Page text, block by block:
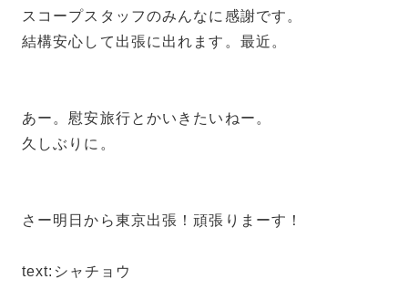
スコープスタッフのみんなに感謝です。
結構安心して出張に出れます。最近。
あー。慰安旅行とかいきたいねー。
久しぶりに。
さー明日から東京出張！頑張りまーす！
text:シャチョウ